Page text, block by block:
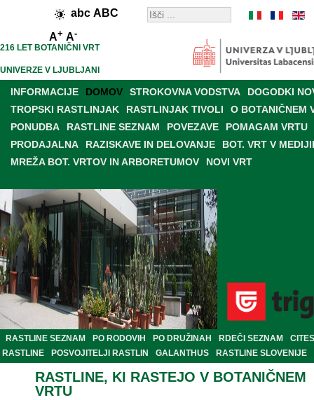
abc ABC
A+ A-
216 LET BOTANIČNI VRT
UNIVERZE V LJUBLJANI
INFORMACIJE DOMOV STROKOVNA VODSTVA
DOGODKI
TROPSKI RASTLINJAK
RASTLINJAK TIVOLI
O BOTANIČNEM
PONUDBA
RASTLINE SEZNAM POVEZAVE
POMAGAM VRTU
PRODAJALNA
RAZISKAVE IN DELOVANJE
BOT. VRT V
MREŽA BOT. VRTOV IN ARBORETUMOV
NOVI VRT
RASTLINE SEZNAM PO RODOVIH PO DRUŽINAH RDEČI SEZNAM
CITES
RASTLINE
POSVOJITELJI RASTLIN GALANTHUS RASTLINE SLOVENIJE
RASTLINE, KI RASTEJO V BOTANIČNEM
VRTU